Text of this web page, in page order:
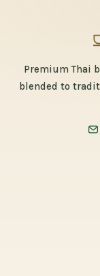
Premium Thai
blended to